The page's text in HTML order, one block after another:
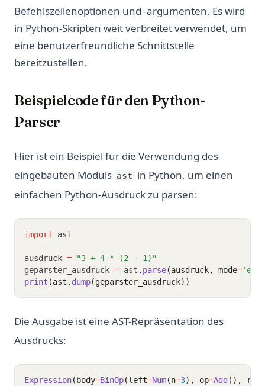
Befehlszeilenoptionen und -argumenten. Es wird
in Python-Skripten weit verbreitet verwendet, um
eine benutzerfreundliche Schnittstelle
bereitzustellen.
Beispielcode für den Python-
Parser
Hier ist ein Beispiel für die Verwendung des
eingebauten Moduls ast in Python, um einen
einfachen Python-Ausdruck zu parsen:
import ast
ausdruck =
"3 + 4 * (2 - 1)"
geparster_ausdruck = ast . parse(ausdruck, mode=
print (ast. dump(geparster_ausdruck))
Die Ausgabe ist eine AST-Repräsentation des
Ausdrucks:
Expression(body=BinOp(left=Num(n=3), op=Add (),